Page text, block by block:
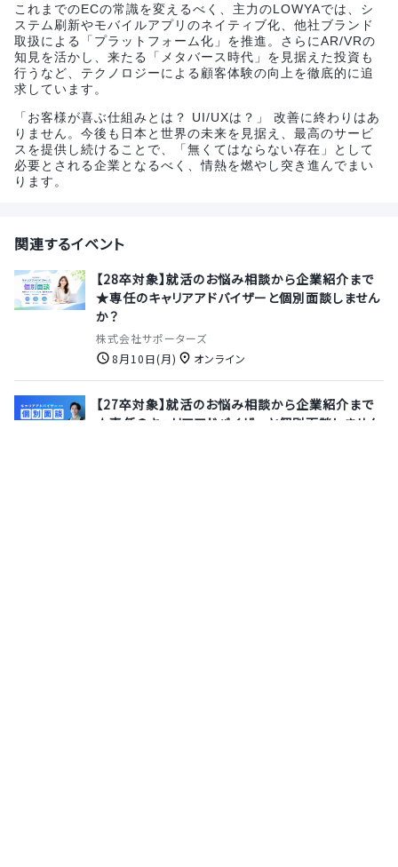
これまでのECの常識を変えるべく、主力のLOWYAでは、シ
ステム刷新やモバイルアプリのネイティブ化、他社ブランド
取扱による「プラットフォーム化」を推進。さらにAR/VRの
知見を活かし、来たる「メタバース時代」を見据えた投資も
行うなど、テクノロジーによる顧客体験の向上を徹底的に追
求しています。
「お客様が喜ぶ仕組みとは？ UI/UXは？」 改善に終わりはあ
りません。今後も日本と世界の未来を見据え、最高のサービ
スを提供し続けることで、「無くてはならない存在」として
必要とされる企業となるべく、情熱を燃やし突き進んでまい
ります。
関連するイベント
【28卒対象】就活のお悩み相談から企業紹介まで
★専任のキャリアアドバイザーと個別面談しません
か？
株式会社サポーターズ
8月10日(月)
オンライン
【27卒対象】就活のお悩み相談から企業紹介まで
★専任のキャリアアドバイザーと個別面談しません